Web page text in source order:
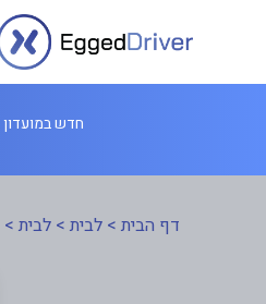
חדש במועדון
דף הבית > לבית > לבית >